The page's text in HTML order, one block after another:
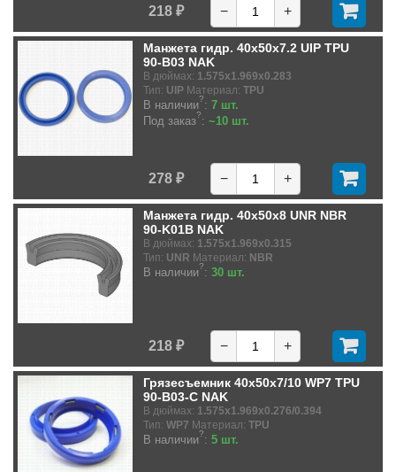
218 ₽ − +
Манжета гидр. 40x50x7.2 UIP TPU
90-B03 NAK
В дюймах: 1.575x1.969x0.283
Тип: UIP Материал: TPU
В наличии?: 7 шт.
Под заказ?: ~10 шт.
278 ₽ − +
Манжета гидр. 40x50x8 UNR NBR
90-K01B NAK
В дюймах: 1.575x1.969x0.315
Тип: UNR Материал: NBR
В наличии?: 30 шт.
218 ₽ − +
Грязесъемник 40x50x7/10 WP7 TPU
90-B03-C NAK
В дюймах: 1.575x1.969x0.276/0.394
Тип: WP7 Материал: TPU
В наличии?: 5 шт.